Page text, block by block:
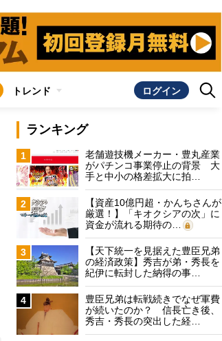
トレンド ログイン
ランキング
1
老舗遊技機メーカー・豊丸産業
がパチンコ事業停止の背景 大
手と中小の格差拡大に拍…
2
【資産10億円超・かんちさんが
厳選！】「キオクシアの次」に
資金が流れる期待の…
3
【天下統一を見据えた豊臣兄弟
の経済政策】秀吉が弟・秀長を
紀伊に転封した納得の事…
4
豊臣兄弟は転戦続きでなぜ軍費
が続いたのか？ 信長亡き後、
秀吉・秀長の突出した経…